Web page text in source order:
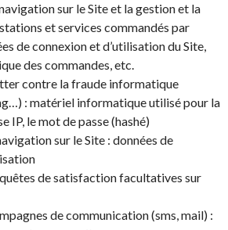
sur le Site et la gestion et la
et services commandés par
de connexion et d’utilisation du Site,
des commandes, etc.
contre la fraude informatique
: matériel informatique utilisé pour la
IP, le mot de passe (hashé)
sur le Site : données de
de satisfaction facultatives sur
de communication (sms, mail) :